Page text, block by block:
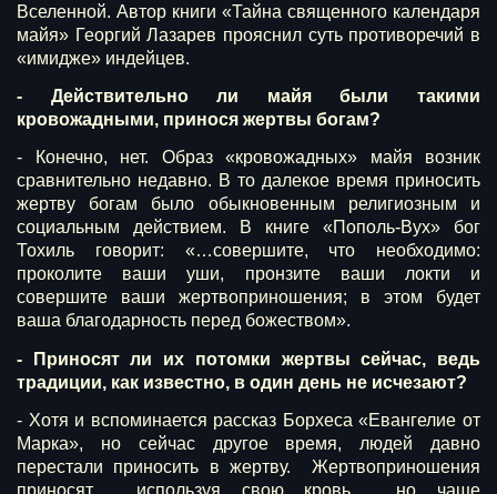
Вселенной. Автор книги «Тайна священного календаря
майя» Георгий Лазарев прояснил суть противоречий в
«имидже» индейцев.
- Действительно ли майя были такими
кровожадными, принося жертвы богам?
- Конечно, нет. Образ «кровожадных» майя возник
сравнительно недавно. В то далекое время приносить
жертву богам было обыкновенным религиозным и
социальным действием. В книге «Пополь-Вух» бог
Тохиль говорит: «…совершите, что необходимо:
проколите ваши уши, пронзите ваши локти и
совершите ваши жертвоприношения; в этом будет
ваша благодарность перед божеством».
- Приносят ли их потомки жертвы сейчас, ведь
традиции, как известно, в один день не исчезают?
- Хотя и вспоминается рассказ Борхеса «Евангелие от
Марка», но сейчас другое время, людей давно
перестали приносить в жертву. Жертвоприношения